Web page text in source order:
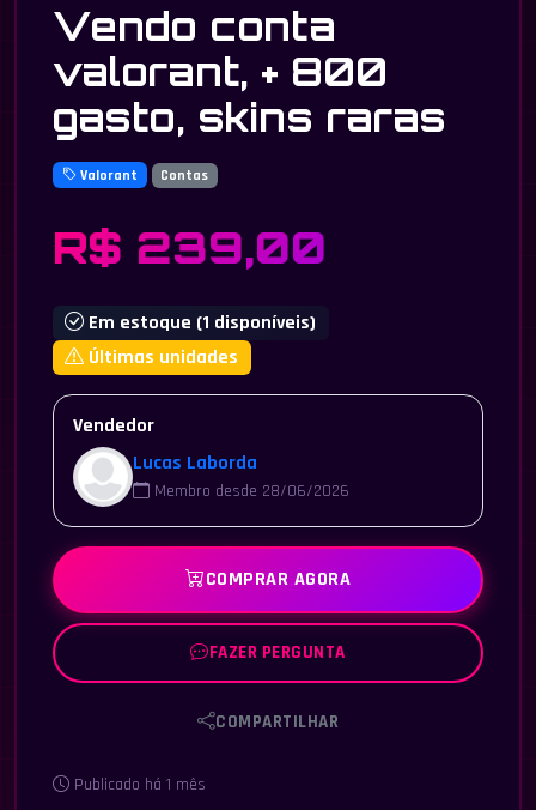
Vendo conta
valorant, + 800
gasto, skins raras
Valorant Contas
R$ 239,00
Em estoque (1 disponíveis)
Últimas unidades
Vendedor
Lucas Laborda
Membro desde 28/06/2026
COMPRAR AGORA
FAZER PERGUNTA
COMPARTILHAR
Publicado há 1 mês